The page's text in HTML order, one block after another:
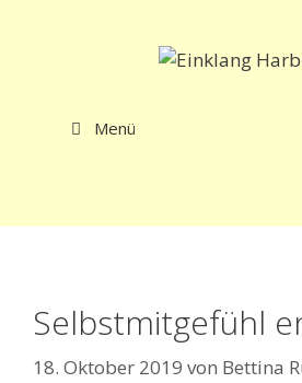
Menü
Selbstmitgefühl
18. Oktober 2019 von Bettina